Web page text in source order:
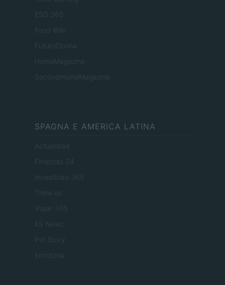
ESG 365
Food Wiki
FuturoDonna
HomeMagazine
SecondHomeMagazine
SPAGNA E AMERICA LATINA
Actualidad
Finanzas 24
Investindo 365
Think.es
Viajar 365
ES Newz
Pet Story
Encocina